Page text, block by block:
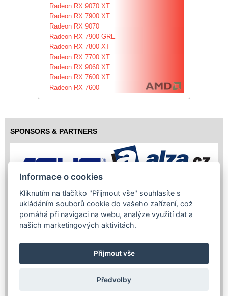
Radeon RX 9070 XT
Radeon RX 7900 XT
Radeon RX 9070
Radeon RX 7900 GRE
Radeon RX 7800 XT
Radeon RX 7700 XT
Radeon RX 9060 XT
Radeon RX 7600 XT
Radeon RX 7600
SPONSORS & PARTNERS
Copyright (c) 2026 InfoTrade Powered by ASP.NET & MS SQL
Informace o cookies
Kliknutím na tlačítko "Přijmout vše" souhlasíte s
ukládáním souborů cookie do vašeho zařízení, což
pomáhá při navigaci na webu, analýze využití dat a
našich marketingových aktivitách.
Přijmout vše
Předvolby